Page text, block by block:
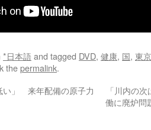
*日本語and tagged DVD, 健康, 国, 東
thepermalink.
い」 来年配備の原子力
「川内の
働に廃炉問